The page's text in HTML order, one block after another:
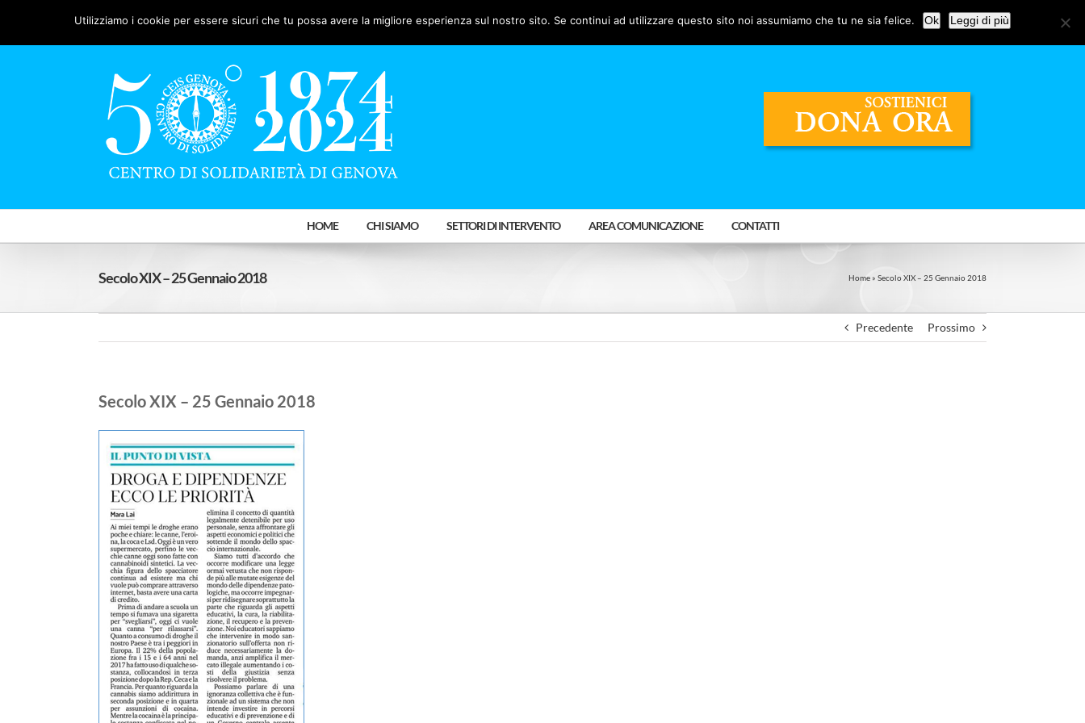
Facebook
X YouTube
HOME CHI SIAMO SETTORI DI INTERVENTO AREA COMUNICAZIONE CONTATTI
Secolo XIX – 25 Gennaio 2018 Home » Secolo XIX – 25 Gennaio 2018
Precedente Prossimo
Secolo XIX – 25 Gennaio 2018
Utilizziamo i cookie per essere sicuri che tu possa avere la migliore esperienza sul nostro sito. Se continui ad utilizzare questo sito noi assumiamo che tu ne sia felice. Ok Leggi di più